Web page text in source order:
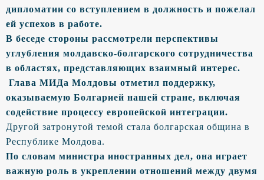
дипломатии со вступлением в должность и пожелал
ей успехов в работе.
В беседе стороны рассмотрели перспективы
углубления молдавско-болгарского сотрудничества
в областях, представляющих взаимный интерес.
Глава МИДа Молдовы отметил поддержку,
оказываемую Болгарией нашей стране, включая
содействие процессу европейской интеграции.
Другой затронутой темой стала болгарская община в
Республике Молдова.
По словам министра иностранных дел, она играет
важную роль в укреплении отношений между двумя